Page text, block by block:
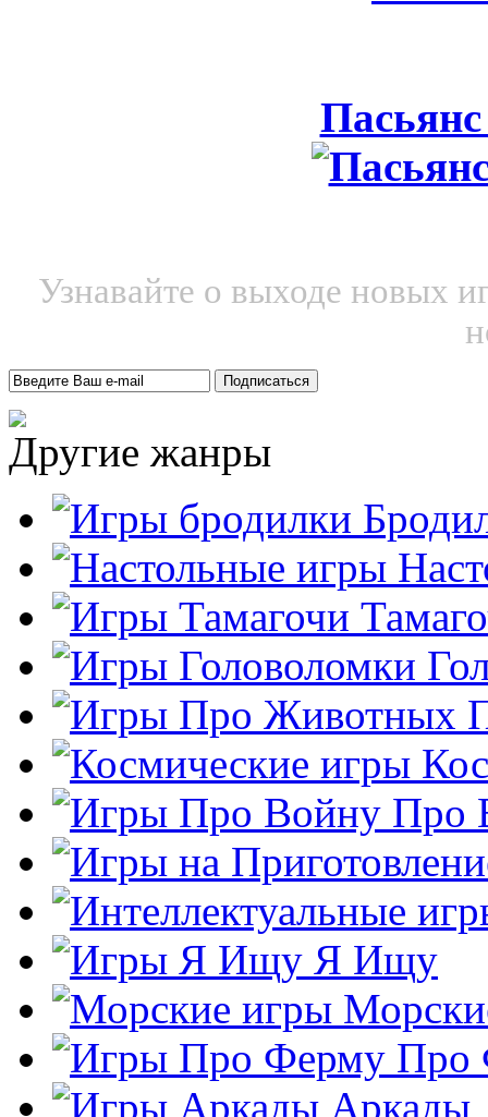
Узнавайте о выходе новых
Другие жанры
Про
Я Ищу
Про
Аркады